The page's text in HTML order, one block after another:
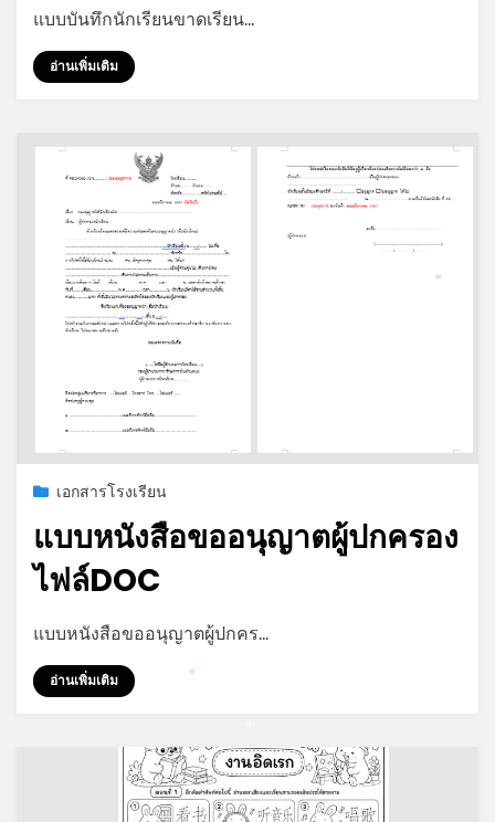
byadmin
แบบบันทึกนักเรียนขาดเรียน…
อ่านเพิ่มเติม
Postedกรกฎาคม 19, 2026
เอกสารโรงเรียน
แบบหนังสือขออนุญาตผู้ปกครอง
ไฟล์DOC
admin
แบบหนังสือขออนุญาตผู้ปกคร…
อ่านเพิ่มเติม
*